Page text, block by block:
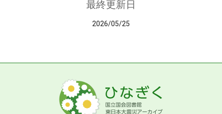
最終更新日
2026/05/25